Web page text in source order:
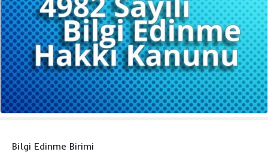
Bilgi Edinme Birimi